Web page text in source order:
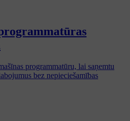
programmatūru, lai saņemtu
bez nepieciešamības